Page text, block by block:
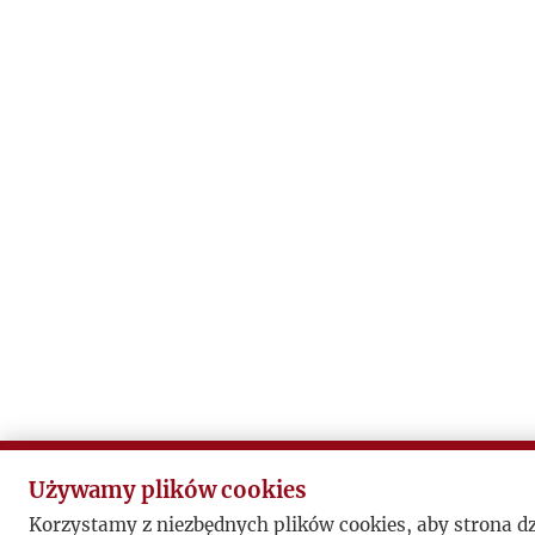
Używamy plików cookies
Korzystamy z niezbędnych plików cookies, aby strona